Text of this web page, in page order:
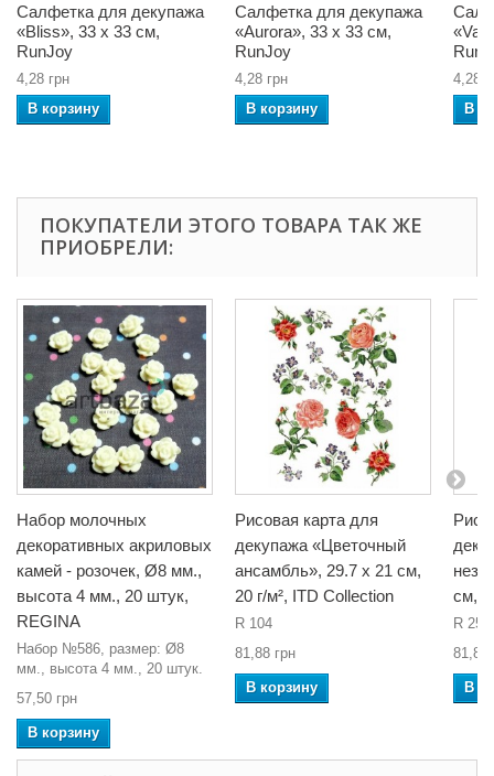
Салфетка для декупажа
«Bliss», 33 x 33 см,
RunJoy
4,28 грн
В корзину
Салфетка для декупажа
«Aurora», 33 x 33 см,
RunJoy
4,28 грн
В корзину
4,28
В
ПОКУПАТЕЛИ ЭТОГО ТОВАРА ТАК ЖЕ
ПРИОБРЕЛИ:
Набор молочных
декоративных акриловых
камей - розочек, Ø8 мм.,
высота 4 мм., 20 штук,
REGINA
Набор №586, размер: Ø8
мм., высота 4 мм., 20 штук.
57,50 грн
В корзину
Рисовая карта для
декупажа «Цветочный
ансамбль», 29.7 x 21 см,
20 г/м², ITD Collection
R 104
81,88 грн
В корзину
см,
R 251
81,88
В